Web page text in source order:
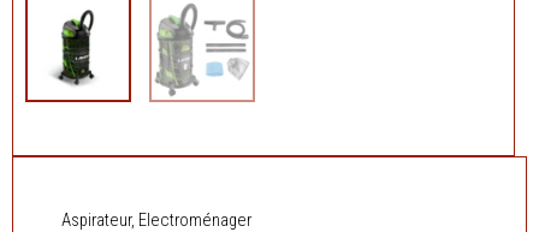
Aspirateur, Electroménager